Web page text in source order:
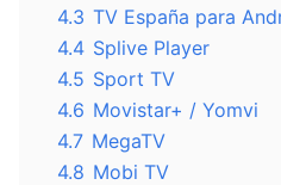
4.3 TV España para
4.4 Splive Player
4.5 Sport TV
4.6 Movistar+ / Yomvi
4.7 MegaTV
4.8 Mobi TV